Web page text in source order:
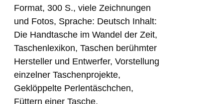
Format, 300 S., viele Zeichnungen
und Fotos, Sprache: Deutsch Inhalt:
Die Handtasche im Wandel der Zeit,
Taschenlexikon, Taschen berühmter
Hersteller und Entwerfer, Vorstellung
einzelner Taschenprojekte,
Geklöppelte Perlentäschchen,
Füttern einer Tasche,